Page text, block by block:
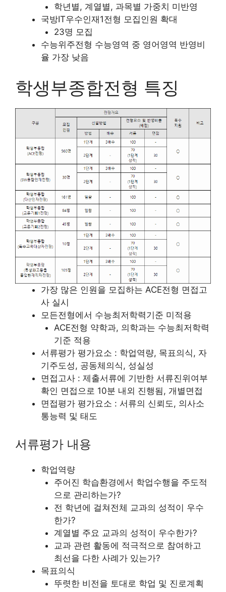
학년별, 계열별, 과목별 가중치 미반영
국방IT우수인재1전형 모집인원 확대
23명 모집
수능위주전형 수능영역 중 영어영역 반영비
율 가장 낮음
학생부종합전형 특징
가장 많은 인원을 모집하는 ACE전형 면접고
사 실시
모든전형에서 수능최저학력기준 미적용
ACE전형 약학과, 의학과는 수능최저학력
기준 적용
서류평가 평가요소 : 학업역량, 목표의식, 자
기주도성, 공동체의식, 성실성
면접고사 : 제출서류에 기반한 서류진위여부
확인 면접으로 10분 내외 진행됨, 개별면접
면접평가 평가요소 : 서류의 신뢰도, 의사소
통능력 및 태도
서류평가 내용
학업역량
주어진 학습환경에서 학업수행을 주도적
으로 관리하는가?
전 학년에 걸쳐전체 교과의 성적이 우수
한가?
계열별 주요 교과의 성적이 우수한가?
교과 관련 활동에 적극적으로 참여하고
최선을 다한 사례가 있는가?
목표의식
뚜렷한 비전을 토대로 학업 및 진로계획